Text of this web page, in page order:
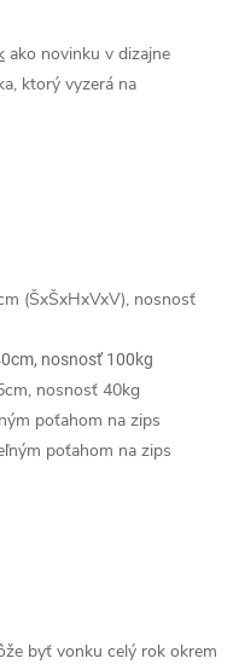
ako novinku v dizajne
ktorý vyzerá na
(ŠxŠxHxVxV), nosnosť
nosnosť 100kg
nosnosť 40kg
poťahom na zips
poťahom na zips
byť vonku celý rok okrem